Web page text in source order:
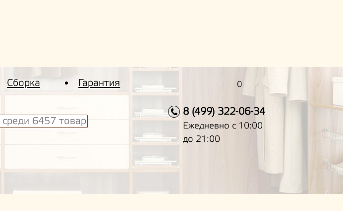
Сборка
Гарантия
0
8 (499) 322-06-34
Ежедневно с 10:00
до 21:00